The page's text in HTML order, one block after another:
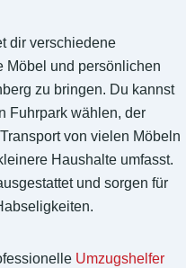
dir verschiedene
Möbel und persönlichen
zu bringen. Du kannst
Fuhrpark wählen, der
von vielen Möbeln
Haushalte umfasst.
und sorgen für
Umzugshelfer